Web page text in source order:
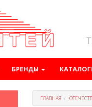
БРЕНДЫ
ГЛАВНАЯ